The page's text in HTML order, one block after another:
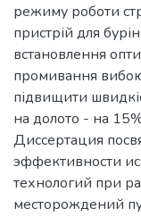
режиму роботи
пристрій для
встановлення
промивання
підвищити
на долото - на
Диссертация
эффективности
технологий при
месторождений